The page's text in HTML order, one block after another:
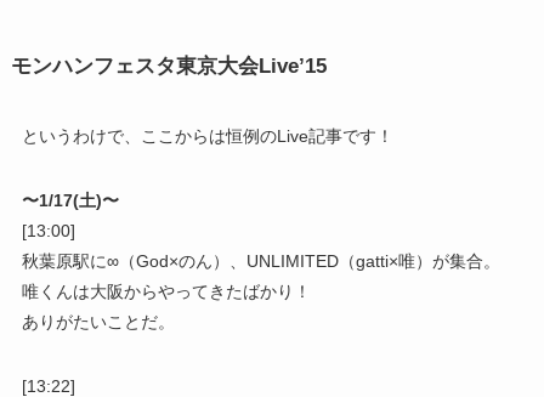
モンハンフェスタ東京大会Live’15
というわけで、ここからは恒例のLive記事です！
〜1/17(土)〜
[13:00]
秋葉原駅に∞（God×のん）、UNLIMITED（gatti×唯）が集合。
唯くんは大阪からやってきたばかり！
ありがたいことだ。
[13:22]